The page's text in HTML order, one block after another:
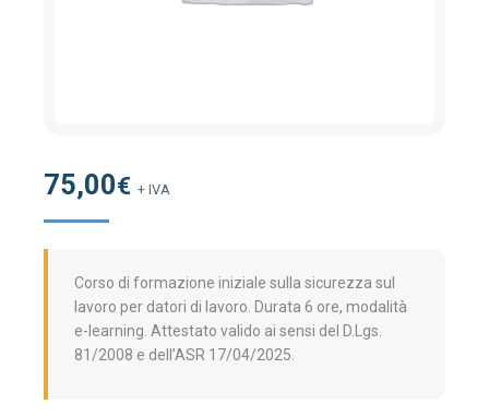
75,00€ + IVA
Corso di formazione iniziale sulla sicurezza sul
lavoro per datori di lavoro. Durata 6 ore, modalità
e-learning. Attestato valido ai sensi del D.Lgs.
81/2008 e dell’ASR 17/04/2025.